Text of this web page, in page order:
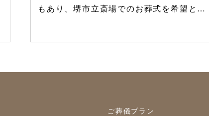
もあり、堺市立斎場でのお葬式を希望と…
ご葬儀プラン